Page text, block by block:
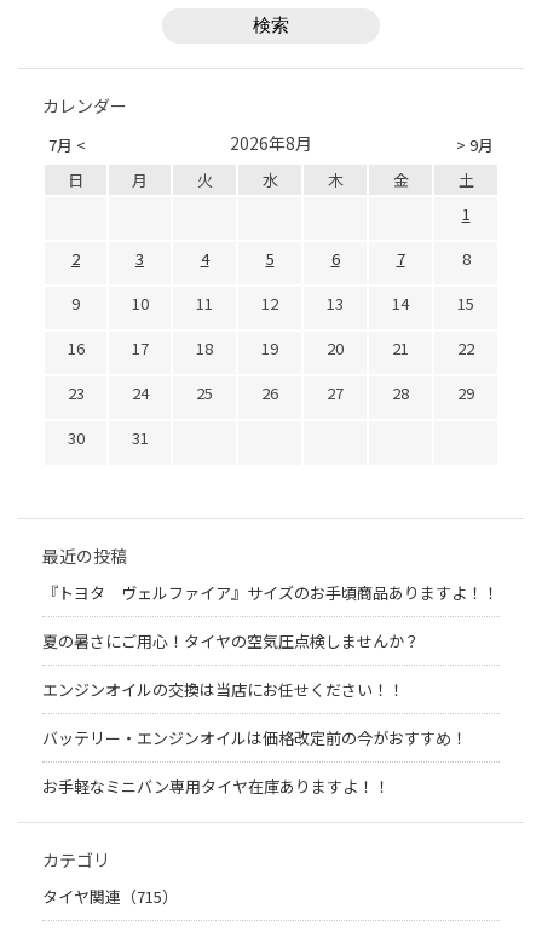
カレンダー
7月 < > 9月
2026年8月
日 月 火 水 木 金
土
1
2
3 4 5 6 7
8
9
10 11 12 13 14
15
16
17 18 19 20 21
22
23
24 25 26 27 28
29
30
31
最近の投稿
『トヨタ ヴェルファイア』サイズのお手頃商品ありますよ！！
夏の暑さにご用心！タイヤの空気圧点検しませんか？
エンジンオイルの交換は当店にお任せください！！
バッテリー・エンジンオイルは価格改定前の今がおすすめ！
お手軽なミニバン専用タイヤ在庫ありますよ！！
カテゴリ
タイヤ関連（715）